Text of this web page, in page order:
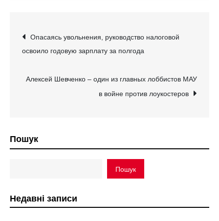
Навігація
записів
Опасаясь увольнения, руководство налоговой
освоило годовую зарплату за полгода
Алексей Шевченко – один из главных лоббистов МАУ
в войне против лоукостеров
Пошук
Пошук
Недавні записи